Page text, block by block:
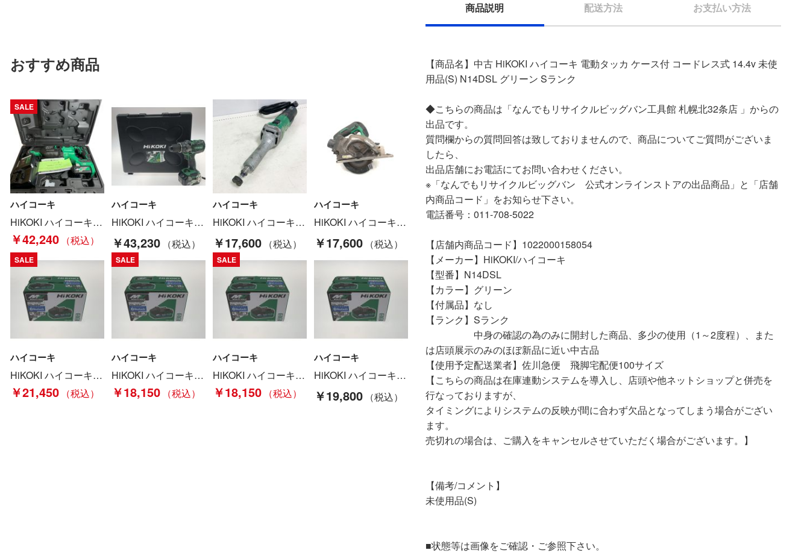
おすすめ商品
SALE
ハイコーキ
HiKOKI ハイコーキ コードレスセーバソー CR36DA グリーン Sランク
￥42,240
ハイコーキ
HiKOKI ハイコーキ 振動ドライバドリル DV36DA Bランク
￥43,230
ハイコーキ
HiKOKI ハイコーキ 49mm電子ハンドグラインダ 本体のみ 2022年製 使用感あり GP5V グリーン Cランク
￥17,600
ハイコーキ
HiKOKI ハイコーキ チップソーカッター CD3605DA グリーン Cランク
￥17,600
SALE
ハイコーキ
HiKOKI ハイコーキ 電動工具 バッテリー BSL36B18BX Sランク
￥21,450
SALE
ハイコーキ
HiKOKI ハイコーキ 電動工具 バッテリー BSL36B18BX Sランク
￥18,150
SALE
ハイコーキ
HiKOKI ハイコーキ 電動工具 バッテリー BSL36B18BX Sランク
￥18,150
ハイコーキ
HiKOKI ハイコーキ 電動工具 バッテリー BSL36B18BX Sランク
￥19,800
商品説明 配送方法 お支払い方法
【商品名】中古 HiKOKI ハイコーキ 電動タッカ ケース付 コードレス式 14.4v 未使
用品(S) N14DSL グリーン Sランク
◆こちらの商品は「なんでもリサイクルビッグバン工具館 札幌北32条店 」からの
出品です。
質問欄からの質問回答は致しておりませんので、商品についてご質問がございま
したら、
出品店舗にお電話にてお問い合わせください。
※「なんでもリサイクルビッグバン 公式オンラインストアの出品商品」と「店舗
内商品コード」をお知らせ下さい。
電話番号：011-708-5022
【店舗内商品コード】1022000158054
【メーカー】HiKOKI/ハイコーキ
【型番】N14DSL
【カラー】グリーン
【付属品】なし
【ランク】Sランク
中身の確認の為のみに開封した商品、多少の使用（1～2度程）、また
は店頭展示のみのほぼ新品に近い中古品
【使用予定配送業者】佐川急便 飛脚宅配便100サイズ
【こちらの商品は在庫連動システムを導入し、店頭や他ネットショップと併売を
行なっておりますが、
タイミングによりシステムの反映が間に合わず欠品となってしまう場合がござい
ます。
売切れの場合は、ご購入をキャンセルさせていただく場合がございます。】
【備考/コメント】
未使用品(S)
■状態等は画像をご確認・ご参照下さい。